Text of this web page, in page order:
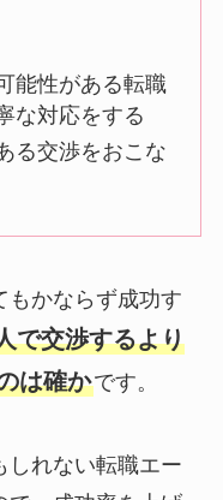
能性がある転職
な対応をする
る交渉をおこな
もかならず成功す
で交渉するより
は確かです。
しれない転職エー